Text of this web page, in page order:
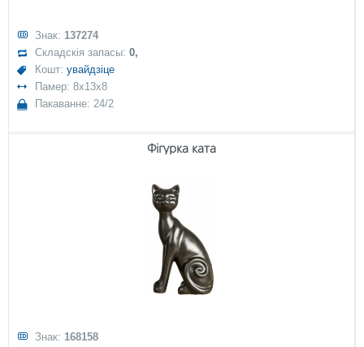
Знак: 137274
Складскія запасы:0,
Кошт:увайдзіце
Памер: 8x13x8
Пакаванне: 24/2
Фігурка ката
Знак: 168158